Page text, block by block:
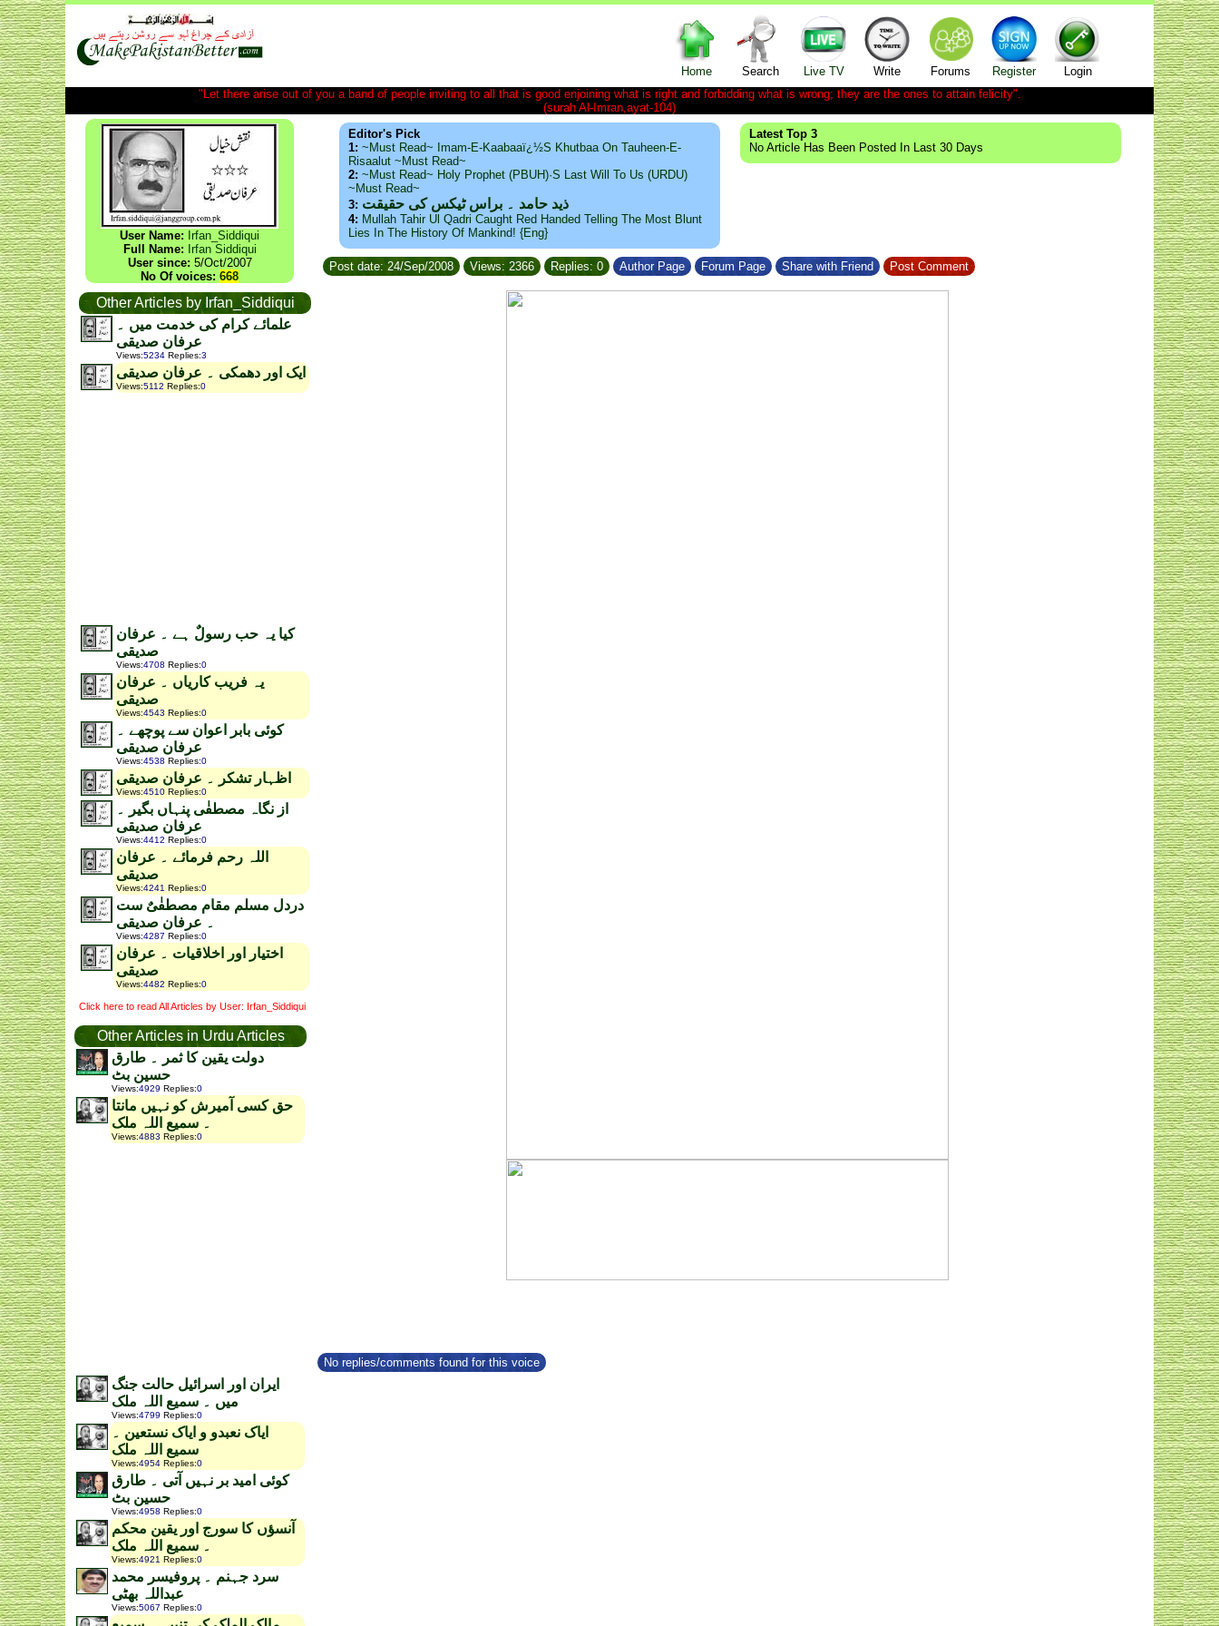
Home Search Live TV Write Forums Register
Login
"Let there arise out of you a band of people inviting to all that is good enjoining what is right and forbidding what is wrong; they are the ones to attain felicity".
(surah Al-Imran,ayat-104)
User Name: Irfan_Siddiqui
Full Name: Irfan Siddiqui
User since: 5/Oct/2007
No Of voices: 668
Other Articles by Irfan_Siddiqui
علمائے کرام کی خدمت میں ۔
عرفان صدیقی
Views:5234 Replies:3
ایک اور دھمکی ۔ عرفان صدیقی
Views:5112 Replies:0
کیا یہ حب رسولٌ ہے ۔ عرفان
صدیقی
Views:4708 Replies:0
یہ فریب کاریاں ۔ عرفان
صدیقی
Views:4543 Replies:0
کوئی بابر اعوان سے پوچھے ۔
عرفان صدیقی
Views:4538 Replies:0
اظہار تشکر ۔ عرفان صدیقی
Views:4510 Replies:0
از نگاہ مصطفٰی پنہاں بگیر ۔
عرفان صدیقی
Views:4412 Replies:0
اللہ رحم فرمائے ۔ عرفان
صدیقی
Views:4241 Replies:0
دردل مسلم مقام مصطفٰیٌ ست
۔ عرفان صدیقی
Views:4287 Replies:0
اختیار اور اخلاقیات ۔ عرفان
صدیقی
Views:4482 Replies:0
Click here to read All Articles by User: Irfan_Siddiqui
Other Articles in Urdu Articles
دولت یقین کا ثمر ۔ طارق
حسین بٹ
Views:4929 Replies:0
حق کسی آمیرش کو نہیں مانتا
۔ سمیع اللہ ملک
Views:4883 Replies:0
ایران اور اسرائیل حالت جنگ
میں ۔ سمیع اللہ ملک
Views:4799 Replies:0
ایاک نعبدو و ایاک نستعین ۔
سمیع اللہ ملک
Views:4954 Replies:0
کوئی امید بر نہیں آتی ۔ طارق
حسین بٹ
Views:4958 Replies:0
آنسؤں کا سورج اور یقین محکم
۔ سمیع اللہ ملک
Views:4921 Replies:0
سرد جہنم ۔ پروفیسر محمد
عبداللہ بھٹی
Views:5067 Replies:0
Editor's Pick
1: ~Must Read~ Imam-E-Kaabaaï¿½s Khutbaa On Tauheen-E-
Risaalut ~Must Read~
2: ~Must Read~ Holy Prophet (PBUH)·s Last Will To Us (URDU)
~Must Read~
3: ذید حامد ۔ براس ٹیکس کی حقیقت
4: Mullah Tahir Ul Qadri Caught Red Handed Telling The Most Blunt
Lies In The History Of Mankind! {Eng}
Latest Top 3
No Article Has Been Posted In Last 30 Days
Post date: 24/Sep/2008 Views: 2366 Replies: 0 Author Page Forum Page Share with Friend Post Comment
No replies/comments found for this voice